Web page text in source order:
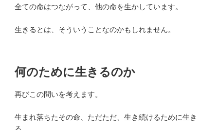
全ての命はつながって、他の命を生かしています。
生きるとは、そういうことなのかもしれません。
何のために生きるのか
再びこの問いを考えます。
生まれ落ちたその命、ただただ、生き続けるために生き